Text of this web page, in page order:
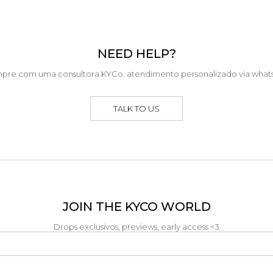
NEED HELP?
com uma consultora KYCo. atendimento personalizado via
TALK TO US
JOIN THE KYCO WORLD
Drops exclusivos, previews, early access <3